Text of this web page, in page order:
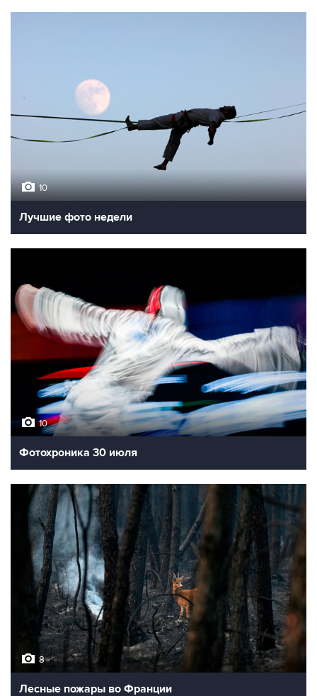
10
Лучшие фото недели
10
Фотохроника 30 июля
8
Лесные пожары во Франции